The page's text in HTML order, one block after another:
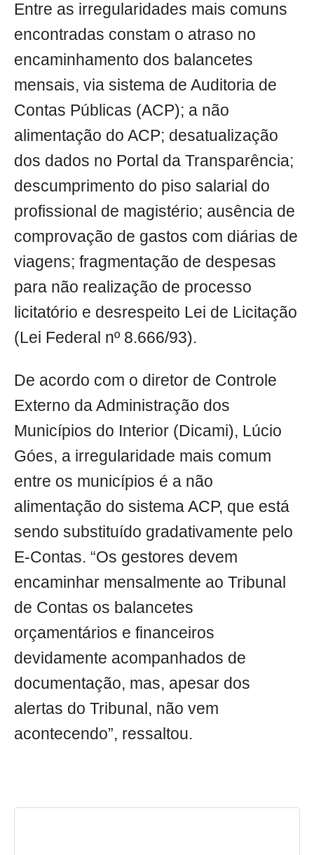
Entre as irregularidades mais comuns
encontradas constam o atraso no
encaminhamento dos balancetes
mensais, via sistema de Auditoria de
Contas Públicas (ACP); a não
alimentação do ACP; desatualização
dos dados no Portal da Transparência;
descumprimento do piso salarial do
profissional de magistério; ausência de
comprovação de gastos com diárias de
viagens; fragmentação de despesas
para não realização de processo
licitatório e desrespeito Lei de Licitação
(Lei Federal nº 8.666/93).
De acordo com o diretor de Controle
Externo da Administração dos
Municípios do Interior (Dicami), Lúcio
Góes, a irregularidade mais comum
entre os municípios é a não
alimentação do sistema ACP, que está
sendo substituído gradativamente pelo
E-Contas. “Os gestores devem
encaminhar mensalmente ao Tribunal
de Contas os balancetes
orçamentários e financeiros
devidamente acompanhados de
documentação, mas, apesar dos
alertas do Tribunal, não vem
acontecendo”, ressaltou.